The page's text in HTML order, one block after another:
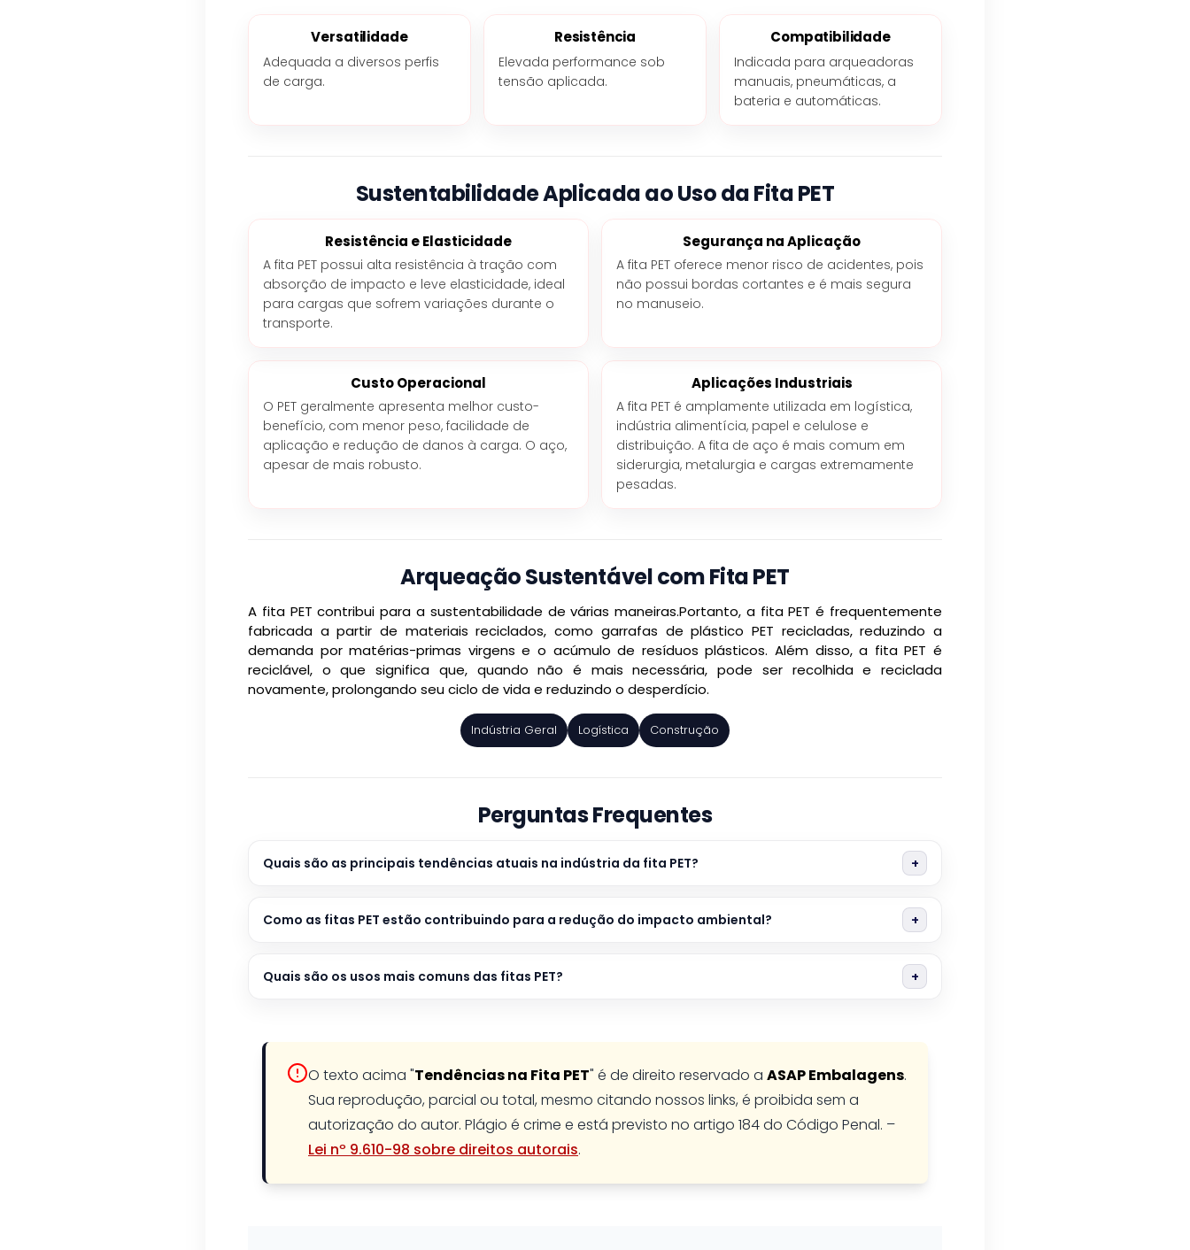
Versatilidade
Adequada a diversos perfis
de carga.
Resistência
Elevada performance sob
tensão aplicada.
Compatibilidade
Indicada para arqueadoras
manuais, pneumáticas, a
bateria e automáticas.
Sustentabilidade Aplicada ao Uso da Fita PET
Resistência e Elasticidade
A fita PET possui alta resistência à tração com
absorção de impacto e leve elasticidade, ideal
para cargas que sofrem variações durante o
transporte.
Segurança na Aplicação
A fita PET oferece menor risco de acidentes, pois
não possui bordas cortantes e é mais segura
no manuseio.
Custo Operacional
O PET geralmente apresenta melhor custo-
benefício, com menor peso, facilidade de
aplicação e redução de danos à carga. O aço,
apesar de mais robusto.
Aplicações Industriais
A fita PET é amplamente utilizada em logística,
indústria alimentícia, papel e celulose e
distribuição. A fita de aço é mais comum em
siderurgia, metalurgia e cargas extremamente
pesadas.
Arqueação Sustentável com Fita PET
A fita PET contribui para a sustentabilidade de várias maneiras.Portanto, a fita PET é frequentemente
fabricada a partir de materiais reciclados, como garrafas de plástico PET recicladas, reduzindo a
demanda por matérias-primas virgens e o acúmulo de resíduos plásticos. Além disso, a fita PET é
reciclável, o que significa que, quando não é mais necessária, pode ser recolhida e reciclada
novamente, prolongando seu ciclo de vida e reduzindo o desperdício.
Indústria Geral Logística Construção
Perguntas Frequentes
Quais são as principais tendências atuais na indústria da fita PET?
Como as fitas PET estão contribuindo para a redução do impacto ambiental?
Quais são os usos mais comuns das fitas PET?
O texto acima "Tendências na Fita PET" é de direito reservado a ASAP Embalagens.
Sua reprodução, parcial ou total, mesmo citando nossos links, é proibida sem a
autorização do autor. Plágio é crime e está previsto no artigo 184 do Código Penal. –
Lei nº 9.610-98 sobre direitos autorais.